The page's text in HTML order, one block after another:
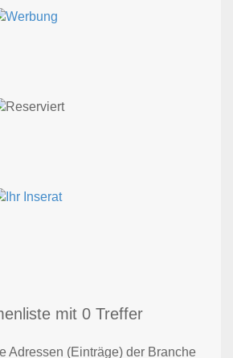
mit 0 Treffer
Adressen (Einträge) der Branche